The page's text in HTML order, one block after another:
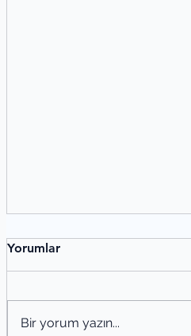
Yorumlar
Bir yorum yazın...